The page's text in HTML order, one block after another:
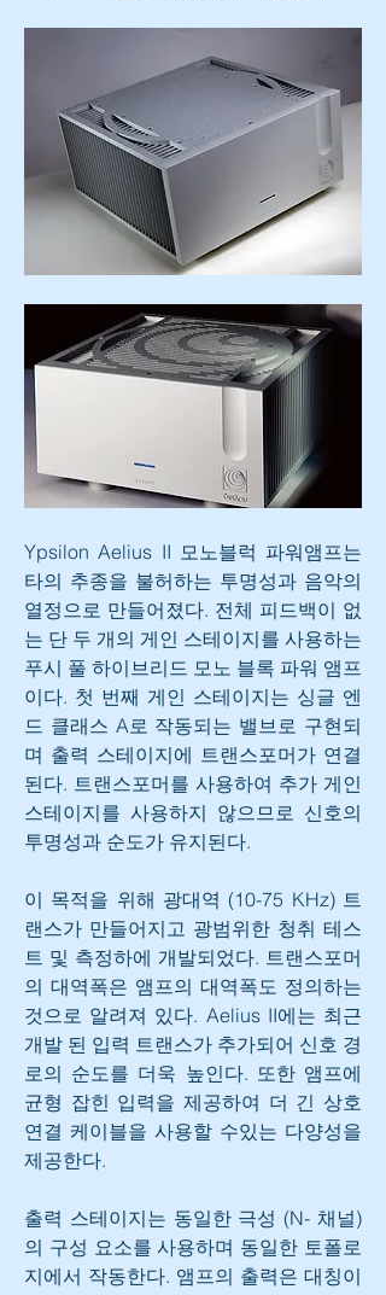
Ypsilon Aelius II 모노블럭 파워앰프는
타의 추종을 불허하는 투명성과 음악의
열정으로 만들어졌다. 전체 피드백이 없
는 단 두 개의 게인 스테이지를 사용하는
푸시 풀 하이브리드 모노 블록 파워 앰프
이다. 첫 번째 게인 스테이지는 싱글 엔
드 클래스 A로 작동되는 밸브로 구현되
며 출력 스테이지에 트랜스포머가 연결
된다. 트랜스포머를 사용하여 추가 게인
스테이지를 사용하지 않으므로 신호의
투명성과 순도가 유지된다.
이 목적을 위해 광대역 (10-75 KHz) 트
랜스가 만들어지고 광범위한 청취 테스
트 및 측정하에 개발되었다. 트랜스포머
의 대역폭은 앰프의 대역폭도 정의하는
것으로 알려져 있다. Aelius II에는 최근
개발 된 입력 트랜스가 추가되어 신호 경
로의 순도를 더욱 높인다. 또한 앰프에
균형 잡힌 입력을 제공하여 더 긴 상호
연결 케이블을 사용할 수있는 다양성을
제공한다.
출력 스테이지는 동일한 극성 (N- 채널)
의 구성 요소를 사용하며 동일한 토폴로
지에서 작동한다. 앰프의 출력은 대칭이